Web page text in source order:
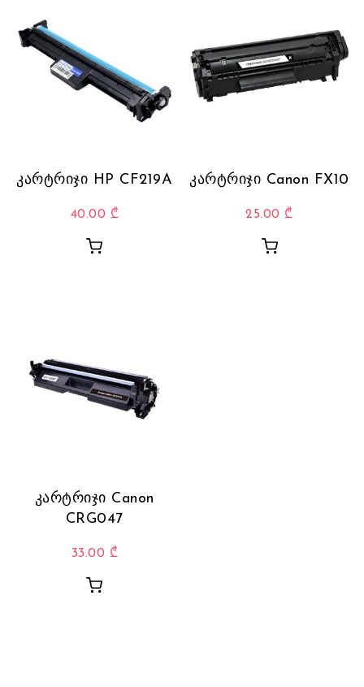
კარტრიჯი HP CF219A
40.00 ₾
კარტრიჯი Canon FX10
25.00 ₾
კარტრიჯი Canon
CRG047
33.00 ₾